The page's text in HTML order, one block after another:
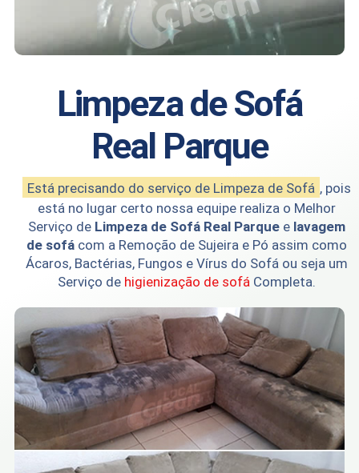
Limpeza de Sofá
Real Parque
Está precisando do serviço de Limpeza de Sofá , pois
está no lugar certo nossa equipe realiza o Melhor
Serviço de Limpeza de Sofá Real Parquee lavagem
de sofácom a Remoção de Sujeira e Pó assim como
Ácaros, Bactérias, Fungos e Vírus do Sofá ou seja um
Serviço de higienização de sofáCompleta.